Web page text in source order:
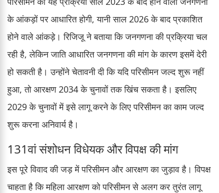
के आंकड़ों पर आधारित होगी, यानी साल 2026 के बाद प्रकाशित
होने वाले आंकड़े। रिजिजू ने बताया कि जनगणना की प्रक्रिया चल
रही है, लेकिन जाति आधारित जनगणना की मांग के कारण इसमें देरी
हो सकती है। उन्होंने चेतावनी दी कि यदि परिसीमन जल्द शुरू नहीं
हुआ, तो आरक्षण 2034 के चुनावों तक खिंच सकता है। इसलिए
2029 के चुनावों में इसे लागू करने के लिए परिसीमन का काम जल्द
शुरू करना अनिवार्य है।
131वां संशोधन विधेयक और विपक्ष की मांग
इस पूरे विवाद की जड़ में परिसीमन और आरक्षण का जुड़ाव है। विपक्ष
चाहता है कि महिला आरक्षण को परिसीमन से अलग कर तुरंत लागू